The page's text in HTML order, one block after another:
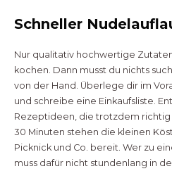
Schneller
Nur qualitativ hochwertige
kochen. Dann musst du nichts
von der Hand. Überlege dir im
und schreibe eine Einkaufsliste.
Rezeptideen, die trotzdem richtig
30 Minuten stehen die kleinen
Picknick und Co. bereit. Wer zu
muss dafür nicht stundenlang in